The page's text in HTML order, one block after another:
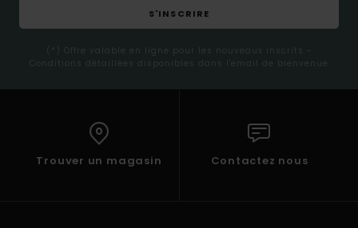
S'INSCRIRE
(*) Offre valable en ligne pour les nouveaux inscrits -
Conditions détaillées disponibles dans l'email de bienvenue
Trouver un magasin Contactez nous